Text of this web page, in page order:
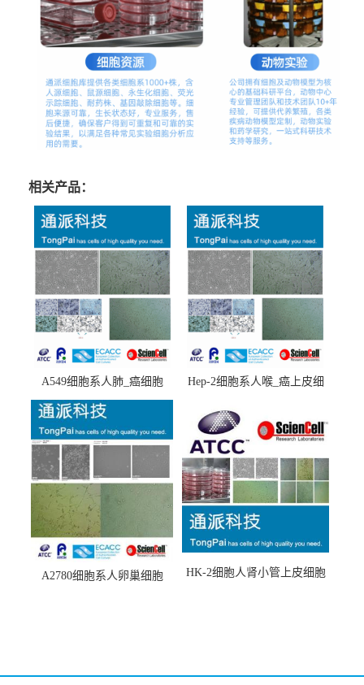
相关产品：
A549细胞系人肺_癌细胞
(A549细胞)
Hep-2细胞系人喉_癌上皮细
A2780细胞系人卵巢细胞
HK-2细胞人肾小管上皮细胞